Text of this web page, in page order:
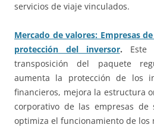
servicios de viaje vinculados.
Mercado de valores: Empresas
protección del inversor. Este
transposición del paquete
aumenta la protección de los
financieros, mejora la estructura
corporativo de las empresas de
optimiza el funcionamiento de los